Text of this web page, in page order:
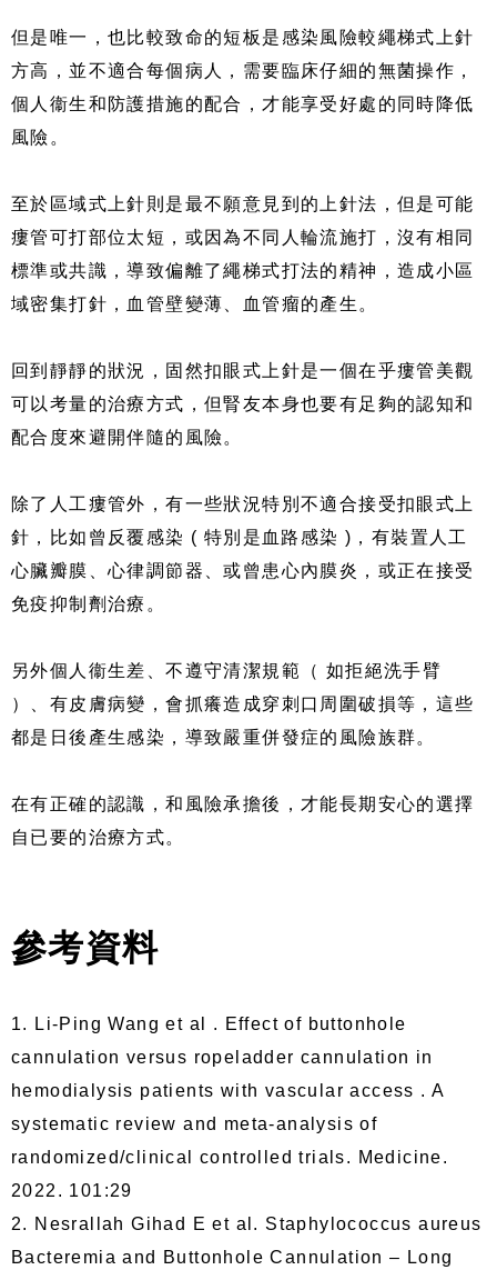
但是唯一，也比較致命的短板是感染風險較繩梯式上針
方高，並不適合每個病人，需要臨床仔細的無菌操作，
個人衞生和防護措施的配合，才能享受好處的同時降低
風險。
至於區域式上針則是最不願意見到的上針法，但是可能
瘻管可打部位太短，或因為不同人輪流施打，沒有相同
標準或共識，導致偏離了繩梯式打法的精神，造成小區
域密集打針，血管壁變薄、血管瘤的產生。
回到靜靜的狀況，固然扣眼式上針是一個在乎瘻管美觀
可以考量的治療方式，但腎友本身也要有足夠的認知和
配合度來避開伴隨的風險。
除了人工瘻管外，有一些狀況特別不適合接受扣眼式上
針，比如曾反覆感染 ( 特別是血路感染 )，有裝置人工
心臟瓣膜、心律調節器、或曾患心內膜炎，或正在接受
免疫抑制劑治療。
另外個人衞生差、不遵守清潔規範（ 如拒絕洗手臂
）、有皮膚病變，會抓癢造成穿刺口周圍破損等，這些
都是日後產生感染，導致嚴重併發症的風險族群。
在有正確的認識，和風險承擔後，才能長期安心的選擇
自已要的治療方式。
參考資料
1. Li-Ping Wang et al . Effect of buttonhole
cannulation versus ropeladder cannulation in
hemodialysis patients with vascular access . A
systematic review and meta-analysis of
randomized/clinical controlled trials. Medicine.
2022. 101:29
2. Nesrallah Gihad E et al. Staphylococcus aureus
Bacteremia and Buttonhole Cannulation – Long